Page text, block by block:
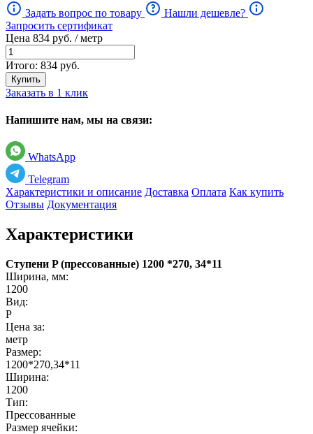
Задать вопрос по товару
Нашли дешевле?
Запросить сертификат
Цена 834 руб. / метр
Итого: 834 руб.
Купить
Заказать в 1 клик
Напишите нам, мы на связи:
WhatsApp
Telegram
Характеристики и описание Доставка Оплата Как купить
Отзывы Документация
Характеристики
Ступени P (прессованные) 1200 *270, 34*11
Ширина, мм:
1200
Вид:
Р
Цена за:
метр
Размер:
1200*270,34*11
Ширина:
1200
Тип:
Прессованные
Размер ячейки: